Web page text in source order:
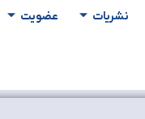
نشریات عضویت